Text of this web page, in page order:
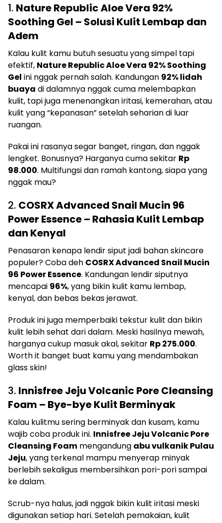
1. Nature Republic Aloe Vera 92%
Soothing Gel – Solusi Kulit Lembap dan
Adem
Kalau kulit kamu butuh sesuatu yang simpel tapi
efektif, Nature Republic Aloe Vera 92% Soothing
Gel ini nggak pernah salah. Kandungan 92% lidah
buaya di dalamnya nggak cuma melembapkan
kulit, tapi juga menenangkan iritasi, kemerahan, atau
kulit yang “kepanasan” setelah seharian di luar
ruangan.
Pakai ini rasanya segar banget, ringan, dan nggak
lengket. Bonusnya? Harganya cuma sekitar Rp
98.000. Multifungsi dan ramah kantong, siapa yang
nggak mau?
2. COSRX Advanced Snail Mucin 96
Power Essence – Rahasia Kulit Lembap
dan Kenyal
Penasaran kenapa lendir siput jadi bahan skincare
populer? Coba deh COSRX Advanced Snail Mucin
96 Power Essence. Kandungan lendir siputnya
mencapai 96%, yang bikin kulit kamu lembap,
kenyal, dan bebas bekas jerawat.
Produk ini juga memperbaiki tekstur kulit dan bikin
kulit lebih sehat dari dalam. Meski hasilnya mewah,
harganya cukup masuk akal, sekitar Rp 275.000.
Worth it banget buat kamu yang mendambakan
glass skin!
3. Innisfree Jeju Volcanic Pore Cleansing
Foam – Bye-bye Kulit Berminyak
Kalau kulitmu sering berminyak dan kusam, kamu
wajib coba produk ini. Innisfree Jeju Volcanic Pore
Cleansing Foam mengandung abu vulkanik Pulau
Jeju, yang terkenal mampu menyerap minyak
berlebih sekaligus membersihkan pori-pori sampai
ke dalam.
Scrub-nya halus, jadi nggak bikin kulit iritasi meski
digunakan setiap hari. Setelah pemakaian, kulit